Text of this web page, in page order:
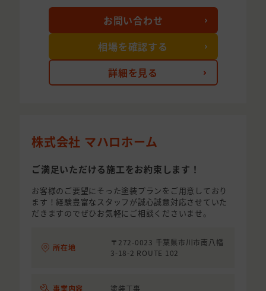
詳細を見る
お問い合わせ
相場を確認する
株式会社 マハロホーム
ご満足いただける施工をお約束します！
お客様のご要望にそった塗装プランをご用意しており
ます！経験豊富なスタッフが誠心誠意対応させていた
だきますのでぜひお気軽にご相談くださいませ。
所在地
〒272-0023 千葉県市川市南八幡
3-18-2 ROUTE 102
事業内容 塗装工事